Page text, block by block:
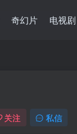
奇幻片 电视剧
关注 私信